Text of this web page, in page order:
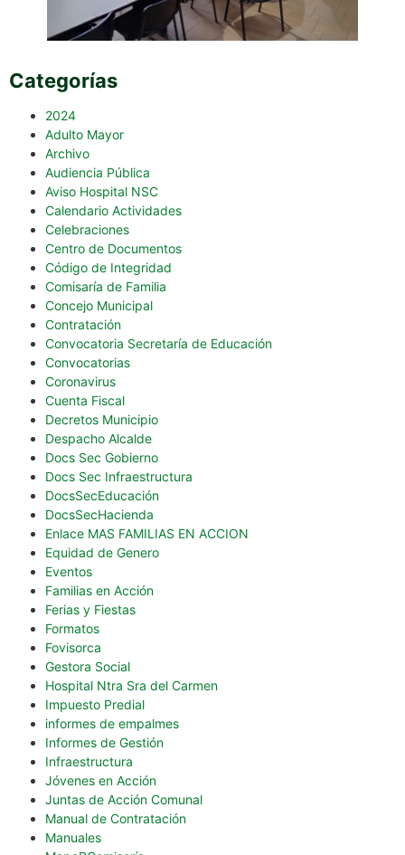
Categorías
2024
Adulto Mayor
Archivo
Audiencia Pública
Aviso Hospital NSC
Calendario Actividades
Celebraciones
Centro de Documentos
Código de Integridad
Comisaría de Familia
Concejo Municipal
Contratación
Convocatoria Secretaría de Educación
Convocatorias
Coronavirus
Cuenta Fiscal
Decretos Municipio
Despacho Alcalde
Docs Sec Gobierno
Docs Sec Infraestructura
DocsSecEducación
DocsSecHacienda
Enlace MAS FAMILIAS EN ACCION
Equidad de Genero
Eventos
Familias en Acción
Ferias y Fiestas
Formatos
Fovisorca
Gestora Social
Hospital Ntra Sra del Carmen
Impuesto Predial
informes de empalmes
Informes de Gestión
Infraestructura
Jóvenes en Acción
Juntas de Acción Comunal
Manual de Contratación
Manuales